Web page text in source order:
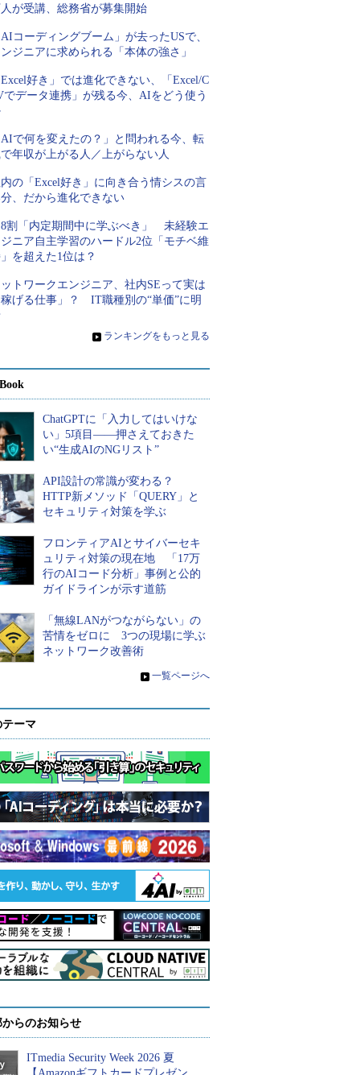
が受講、総務省が募集開始
コーディングブーム」が去ったUSで、
ジニアに求められる「本体の強さ」
好き」では進化できない、「Excel/C
でデータ連携」が残る今、AIをどう使う
で何を変えたの？」と問われる今、転
年収が上がる人／上がらない人
の「Excel好き」に向き合う情シスの言
、だから進化できない
割「内定期間中に学ぶべき」 未経験エ
ニア自主学習のハードル2位「モチベ維
を超えた1位は？
トワークエンジニア、社内SEって実は
げる仕事」？ IT職種別の“単価”に明
» ランキングをもっと見る
ChatGPTに「入力してはいけな
い」5項目――押さえておきた
い“生成AIのNGリスト”
API設計の常識が変わる？
HTTP新メソッド「QUERY」と
セキュリティ対策を学ぶ
フロンティアAIとサイバーセキ
ュリティ対策の現在地 「17万
行のAIコード分析」事例と公的
ガイドラインが示す道筋
「無線LANがつながらない」の
苦情をゼロに 3つの現場に学ぶ
ネットワーク改善術
» 一覧ページへ
ーマ
らのお知らせ
ITmedia Security Week 2026 夏